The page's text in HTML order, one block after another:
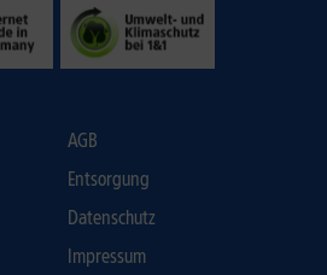
AGB
Entsorgung
Datenschutz
Impressum